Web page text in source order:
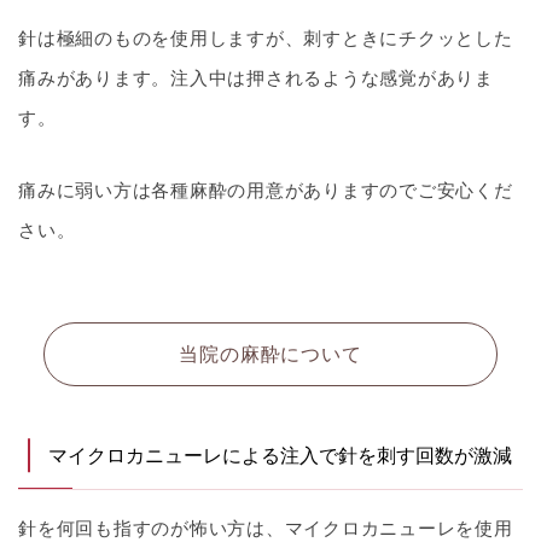
針は極細のものを使用しますが、刺すときにチクッとした
痛みがあります。注入中は押されるような感覚がありま
す。
痛みに弱い方は各種麻酔の用意がありますのでご安心くだ
さい。
当院の麻酔について
マイクロカニューレによる注入で針を刺す回数が激減
針を何回も指すのが怖い方は、マイクロカニューレを使用